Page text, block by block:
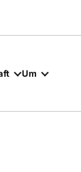
Um